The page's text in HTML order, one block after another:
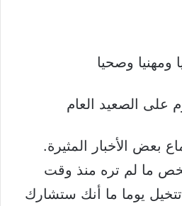
ومهنيا وصحيا
على الصعيد العام
الأخبار المثيرة.
ما لم تره منذ وقت
يوما ما أنك ستشارك